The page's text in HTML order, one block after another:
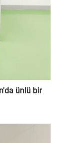
ünlü bir